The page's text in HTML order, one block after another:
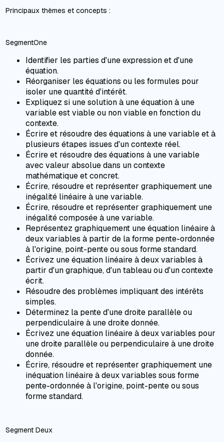
Principaux thèmes et concepts :
SegmentOne
Identifier les parties d'une expression et d'une
équation.
Réorganiser les équations ou les formules pour
isoler une quantité d'intérêt.
Expliquez si une solution à une équation à une
variable est viable ou non viable en fonction du
contexte.
Écrire et résoudre des équations à une variable et à
plusieurs étapes issues d'un contexte réel.
Écrire et résoudre des équations à une variable
avec valeur absolue dans un contexte
mathématique et concret.
Écrire, résoudre et représenter graphiquement une
inégalité linéaire à une variable.
Écrire, résoudre et représenter graphiquement une
inégalité composée à une variable.
Représentez graphiquement une équation linéaire à
deux variables à partir de la forme pente-ordonnée
à l'origine, point-pente ou sous forme standard.
Écrivez une équation linéaire à deux variables à
partir d'un graphique, d'un tableau ou d'un contexte
écrit.
Résoudre des problèmes impliquant des intérêts
simples.
Déterminez la pente d'une droite parallèle ou
perpendiculaire à une droite donnée.
Écrivez une équation linéaire à deux variables pour
une droite parallèle ou perpendiculaire à une droite
donnée.
Écrire, résoudre et représenter graphiquement une
inéquation linéaire à deux variables sous forme
pente-ordonnée à l'origine, point-pente ou sous
forme standard.
Segment Deux